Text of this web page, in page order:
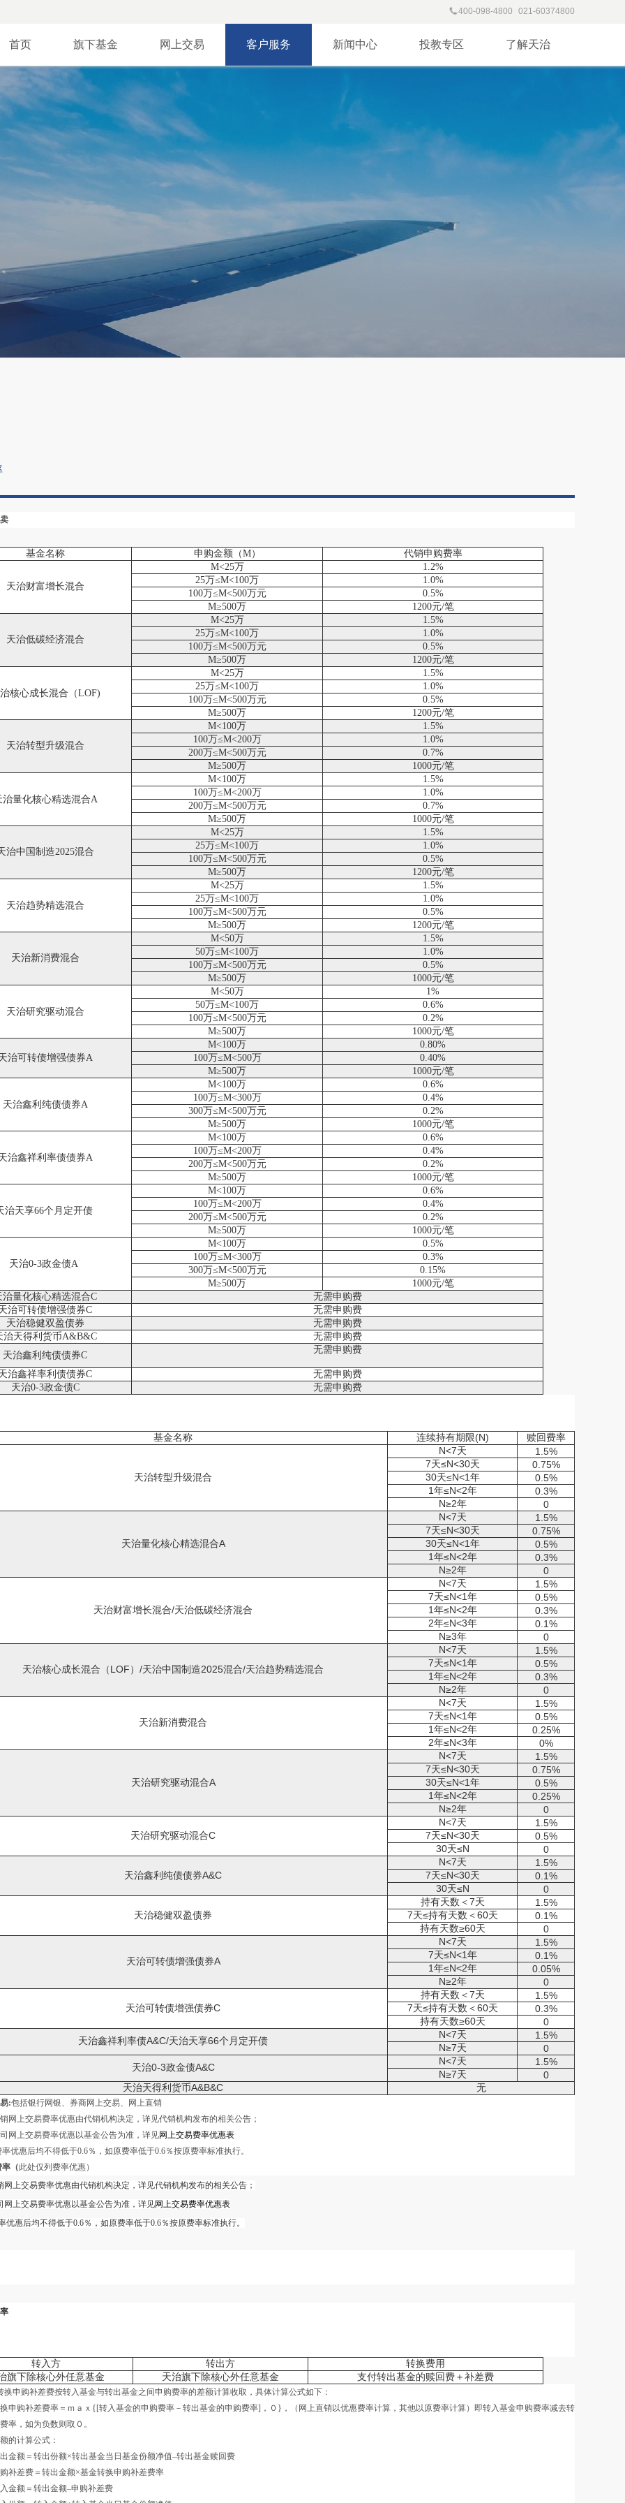
400-098-4800 021-60374800
首页 旗下基金 网上交易 客户服务 新闻中心 投教专区 了解天治
基金名称 申购金额（M） 代销申购费率
天治财富增长混合
M<25万
1.2%
25万≤M<100万
1.0%
100万≤M<500万元
0.5%
M≥500万
1200元/笔
天治低碳经济混合
M<25万
1.5%
25万≤M<100万
1.0%
100万≤M<500万元
0.5%
M≥500万
1200元/笔
核心成长混合（LOF)
M<25万
1.5%
25万≤M<100万
1.0%
100万≤M<500万元
0.5%
M≥500万
1200元/笔
天治转型升级混合
M<100万
1.5%
100万≤M<200万
1.0%
200万≤M<500万元
0.7%
M≥500万
1000元/笔
治量化核心精选混合A
M<100万
1.5%
100万≤M<200万
1.0%
200万≤M<500万元
0.7%
M≥500万
1000元/笔
治中国制造2025混合
M<25万
1.5%
25万≤M<100万
1.0%
100万≤M<500万元
0.5%
M≥500万
1200元/笔
天治趋势精选混合
M<25万
1.5%
25万≤M<100万
1.0%
100万≤M<500万元
0.5%
M≥500万
1200元/笔
天治新消费混合
M<50万
1.5%
50万≤M<100万
1.0%
100万≤M<500万元
0.5%
M≥500万
1000元/笔
天治研究驱动混合
M<50万
1%
50万≤M<100万
0.6%
100万≤M<500万元
0.2%
M≥500万
1000元/笔
治可转债增强债券A
M<100万
0.80%
100万≤M<500万
0.40%
M≥500万
1000元/笔
天治鑫利纯债债券A
M<100万
0.6%
100万≤M<300万
0.4%
300万≤M<500万元
0.2%
M≥500万
1000元/笔
治鑫祥利率债债券A
M<100万
0.6%
100万≤M<200万
0.4%
200万≤M<500万元
0.2%
M≥500万
1000元/笔
治天享66个月定开债
M<100万
0.6%
100万≤M<200万
0.4%
200万≤M<500万元
0.2%
M≥500万
1000元/笔
天治0-3政金债A
M<100万
0.5%
100万≤M<300万
0.3%
300万≤M<500万元
0.15%
M≥500万
1000元/笔
治量化核心精选混合C
无需申购费
治可转债增强债券C
无需申购费
天治稳健双盈债券
无需申购费
治天得利货币A&B&C
无需申购费
天治鑫利纯债债券C
无需申购费
治鑫祥率利债债券C
无需申购费
天治0-3政金债C
无需申购费
基金名称 连续持有期限(N) 赎回费率
天治转型升级混合
N<7天
1.5%
7天≤N<30天
0.75%
30天≤N<1年
0.5%
1年≤N<2年
0.3%
N≥2年
0
天治量化核心精选混合A
N<7天
1.5%
7天≤N<30天
0.75%
30天≤N<1年
0.5%
1年≤N<2年
0.3%
N≥2年
0
天治财富增长混合/天治低碳经济混合
N<7天
1.5%
7天≤N<1年
0.5%
1年≤N<2年
0.3%
2年≤N<3年
0.1%
N≥3年
0
天治核心成长混合（LOF）/天治中国制造2025混合/天治趋势精选混合
N<7天
1.5%
7天≤N<1年
0.5%
1年≤N<2年
0.3%
N≥2年
0
天治新消费混合
N<7天
1.5%
7天≤N<1年
0.5%
1年≤N<2年
0.25%
2年≤N<3年
0%
天治研究驱动混合A
N<7天
1.5%
7天≤N<30天
0.75%
30天≤N<1年
0.5%
1年≤N<2年
0.25%
N≥2年
0
天治研究驱动混合C
N<7天
1.5%
7天≤N<30天
0.5%
30天≤N
0
天治鑫利纯债债券A&C
N<7天
1.5%
7天≤N<30天
0.1%
30天≤N
0
天治稳健双盈债券
持有天数＜7天
1.5%
7天≤持有天数＜60天
0.1%
持有天数≥60天
0
天治可转债增强债券A
N<7天
1.5%
7天≤N<1年
0.1%
1年≤N<2年
0.05%
N≥2年
0
天治可转债增强债券C
持有天数＜7天
1.5%
7天≤持有天数＜60天
0.3%
持有天数≥60天
0
天治鑫祥利率债A&C/天治天享66个月定开债
N<7天
1.5%
N≥7天
0
天治0-3政金债A&C
N<7天
1.5%
N≥7天
0
天治天得利货币A&B&C 无
:包括银行网银、券商网上交易、网上直销
上交易费率优惠由代销机构决定，详见代销机构发布的相关公告；
上交易费率优惠以基金公告为准，详见网上交易费率优惠表
惠后均不得低于0.6％，如原费率低于0.6％按原费率标准执行。
（此处仅列费率优惠）
上交易费率优惠由代销机构决定，详见代销机构发布的相关公告；
上交易费率优惠以基金公告为准，详见网上交易费率优惠表
惠后均不得低于0.6％，如原费率低于0.6％按原费率标准执行。
转入方 转出方
转换费用
旗下除核心外任意基金
天治旗下除核心外任意基金 支付转出基金的赎回费＋补差费
购补差费按转入基金与转出基金之间申购费率的差额计算收取，具体计算公式如下：
购补差费率＝ｍａｘ{[转入基金的申购费率－转出基金的申购费率]，０}，（网上直销以优惠费率计算，其他以原费率计算）即转入基金申购费率减去转
率，如为负数则取０。
计算公式：
转出份额×转出基金当日基金份额净值–转出基金赎回费
＝转出金额×基金转换申购补差费率
＝转出金额–申购补差费